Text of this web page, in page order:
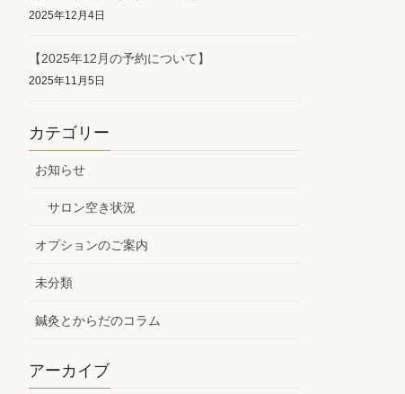
2025年12月4日
【2025年12月の予約について】
2025年11月5日
カテゴリー
お知らせ
サロン空き状況
オプションのご案内
未分類
鍼灸とからだのコラム
アーカイブ